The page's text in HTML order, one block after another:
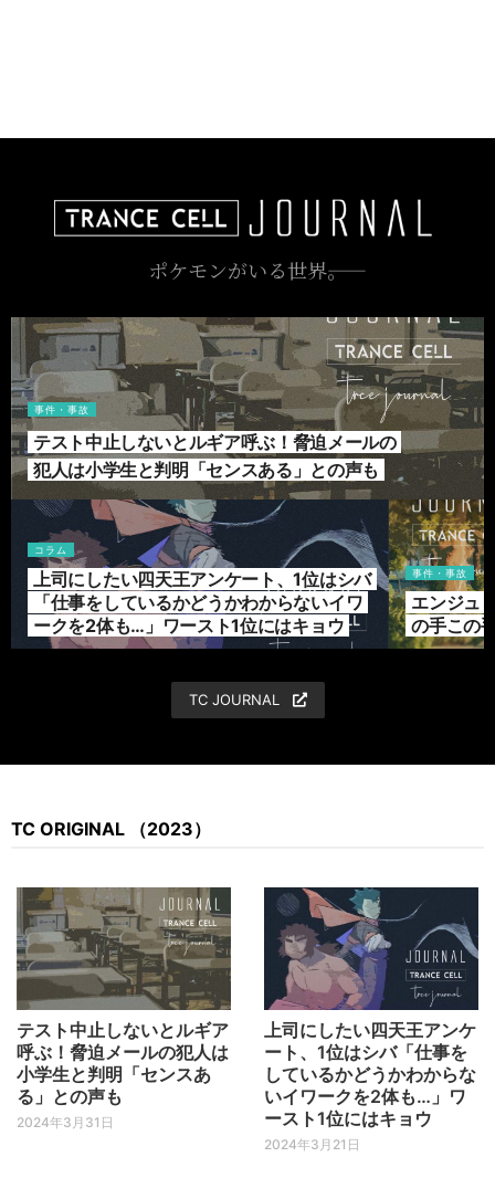
ポケモンがいる世界――。
事件・事故
テスト中止しないとルギア呼ぶ！脅迫メールの
犯人は小学生と判明「センスある」との声も
コラム
上司にしたい四天王アンケート、1位はシバ
「仕事をしているかどうかわからないイワ
ークを2体も…」ワースト1位にはキョウ
事件・事故
エンジュ
の手この
TC JOURNAL
TC ORIGINAL （2023）
テスト中止しないとルギア
呼ぶ！脅迫メールの犯人は
小学生と判明「センスあ
る」との声も
2024年3月31日
上司にしたい四天王アンケ
ート、1位はシバ「仕事を
しているかどうかわからな
いイワークを2体も…」ワ
ースト1位にはキョウ
2024年3月21日